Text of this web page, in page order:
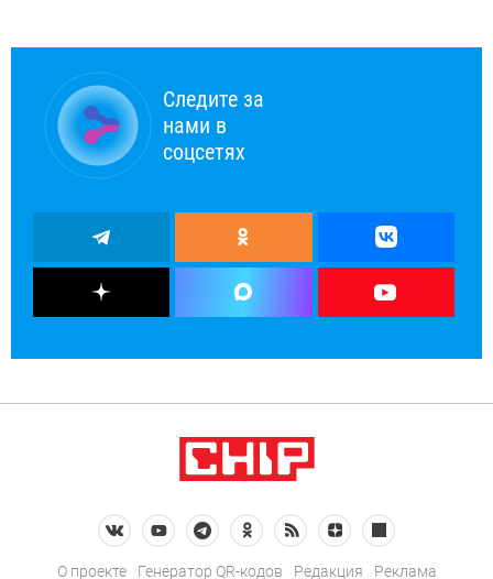
Следите за
нами в
соцсетях
О проекте Генератор QR-кодов Редакция Реклама